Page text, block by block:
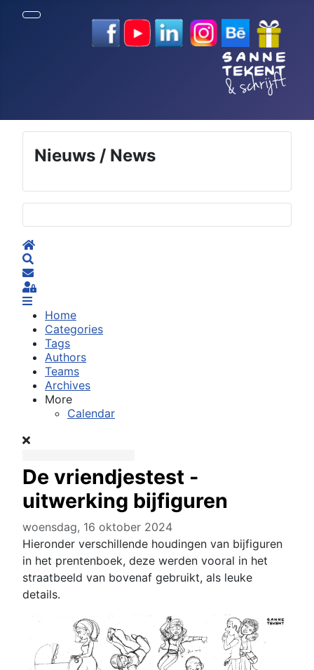
Nieuws / News
Selecteer de taal
Home
Subscribe to blog
Sign In
Home
Categories
Tags
Authors
Teams
Archives
More
Calendar
De vriendjestest -
uitwerking bijfiguren
woensdag, 16 oktober 2024
Hieronder verschillende houdingen van bijfiguren
in het prentenboek, deze werden vooral in het
straatbeeld van bovenaf gebruikt, als leuke
details.